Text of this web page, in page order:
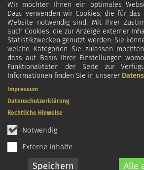
Wir möchten Ihnen ein optimales
Dazu verwenden wir Cookies, die für das
Website notwendig sind. Mit Ihrer
auch Cookies, die zur Anzeige externer
Statistikzwecken genutzt werden. Sie
welche Kategorien Sie zulassen
dass auf Basis Ihrer Einstellungen
Funktionalitäten der Seite zur
Informationen finden Sie in unserer
Notwendig
Externe Inhalte
Speichern Alle
Impressum
Datenschutzerklärung
Rechtliche Hinweise